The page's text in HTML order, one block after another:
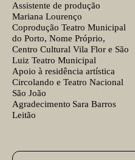
Assistente de produção
Mariana Lourenço
Coprodução Teatro Municipal
do Porto, Nome Próprio,
Centro Cultural Vila Flor e São
Luiz Teatro Municipal
Apoio à residência artística
Circolando e Teatro Nacional
São João
Agradecimento Sara Barros
Leitão